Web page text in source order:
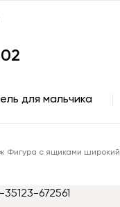
для мальчика
Фигура с ящиками широкий